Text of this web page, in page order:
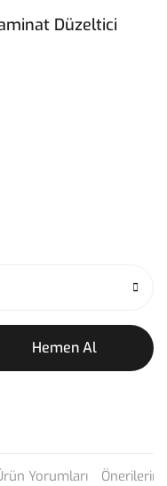
Düzeltici
Hemen Al
Yorumları